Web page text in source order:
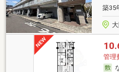
築35
管理